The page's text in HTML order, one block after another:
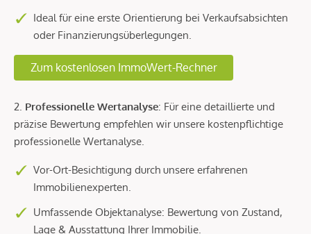
Ideal für eine erste Orientierung bei Verkaufsabsichten
oder Finanzierungsüberlegungen.
Zum kostenlosen ImmoWert-Rechner
2. Professionelle Wertanalyse: Für eine detaillierte und
präzise Bewertung empfehlen wir unsere kostenpflichtige
professionelle Wertanalyse.
Vor-Ort-Besichtigung durch unsere erfahrenen
Immobilienexperten.
Umfassende Objektanalyse: Bewertung von Zustand,
Lage & Ausstattung Ihrer Immobilie.